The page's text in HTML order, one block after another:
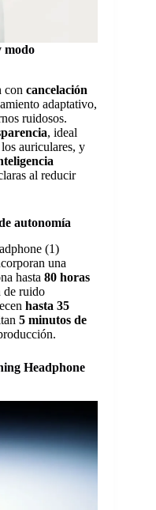
modo
con cancelación
adaptativo,
ruidosos.
, ideal
auriculares, y
al reducir
autonomía
(1)
una
hasta 80 horas
de ruido
hasta 35
5 minutos de
Headphone